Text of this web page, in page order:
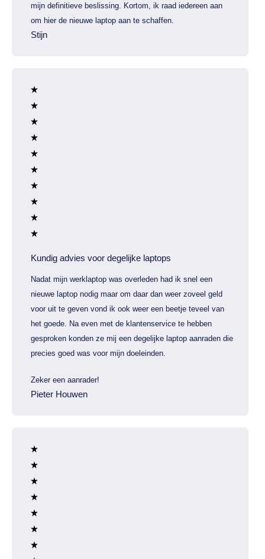
mijn definitieve beslissing. Kortom, ik raad iedereen aan
om hier de nieuwe laptop aan te schaffen.
Stijn
Kundig advies voor degelijke laptops
Nadat mijn werklaptop was overleden had ik snel een
nieuwe laptop nodig maar om daar dan weer zoveel geld
voor uit te geven vond ik ook weer een beetje teveel van
het goede. Na even met de klantenservice te hebben
gesproken konden ze mij een degelijke laptop aanraden die
precies goed was voor mijn doeleinden.
Zeker een aanrader!
Pieter Houwen